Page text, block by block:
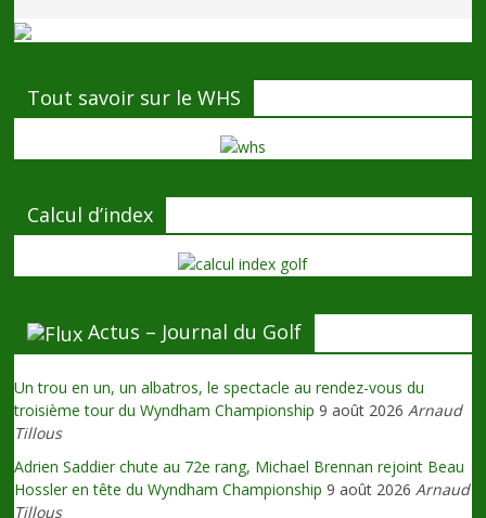
Tout savoir sur le WHS
Calcul d’index
Actus – Journal du Golf
Un trou en un, un albatros, le spectacle au rendez-vous du
troisième tour du Wyndham Championship 9 août 2026 Arnaud
Tillous
Adrien Saddier chute au 72e rang, Michael Brennan rejoint Beau
Hossler en tête du Wyndham Championship 9 août 2026 Arnaud
Tillous